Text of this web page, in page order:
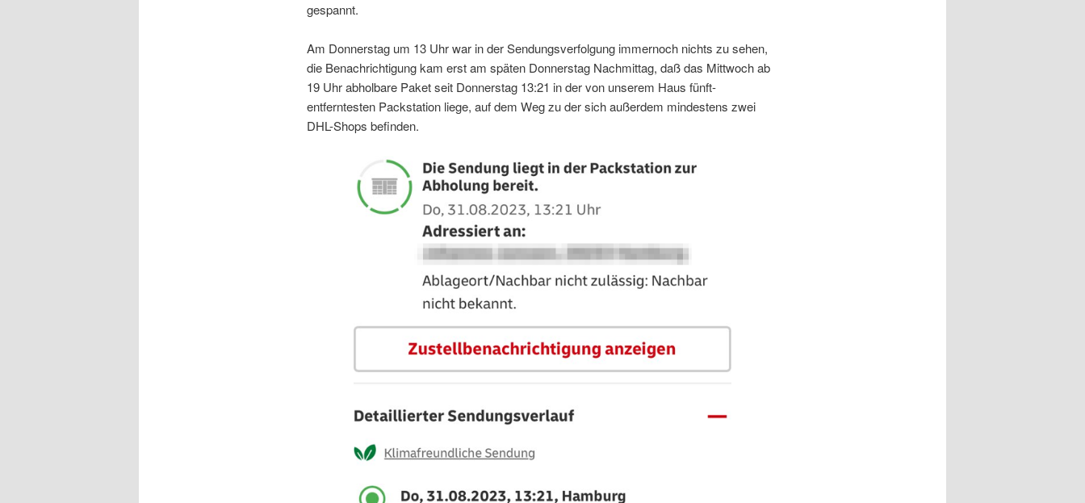
gespannt.
Am Donnerstag um 13 Uhr war in der Sendungsverfolgung immernoch nichts zu sehen,
die Benachrichtigung kam erst am späten Donnerstag Nachmittag, daß das Mittwoch ab
19 Uhr abholbare Paket seit Donnerstag 13:21 in der von unserem Haus fünft-
entferntesten Packstation liege, auf dem Weg zu der sich außerdem mindestens zwei
DHL-Shops befinden.